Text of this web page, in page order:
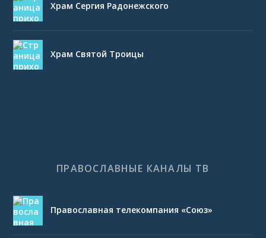
Храм Сергия Радонежского
Храм Святой Троицы
ПРАВОСЛАВНЫЕ КАНАЛЫ ТВ
Православная телекомпания «Союз»